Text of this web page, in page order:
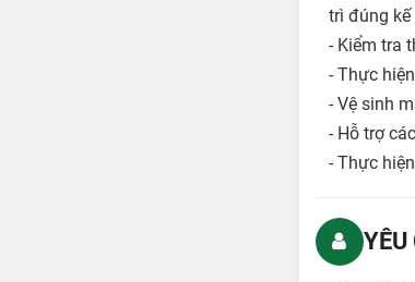
trì đúng
- Kiểm tra
- Thực
- Vệ sinh
- Hỗ trợ
- Thực
YÊU